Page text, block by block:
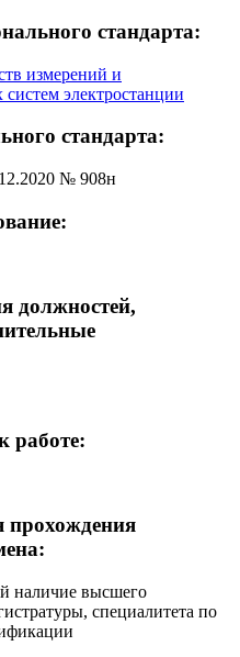
стандарта:
измерений и
электростанции
стандарта:
№ 908н
должностей,
работе:
прохождения
наличие высшего
специалитета по